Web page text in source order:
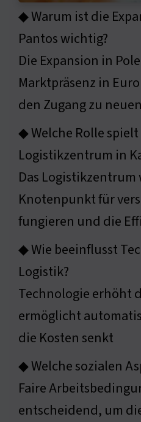
◆ Warum ist die
Pantos wichtig?
Die Expansion in
Marktpräsenz in
den Zugang zu
◆ Welche Rolle
Logistikzentrum in
Das Logistikzentrum
Knotenpunkt für
fungieren und die
◆ Wie beeinflusst
Logistik?
Technologie erhöht
ermöglicht
die Kosten senkt
◆ Welche sozialen
Faire
entscheidend, um